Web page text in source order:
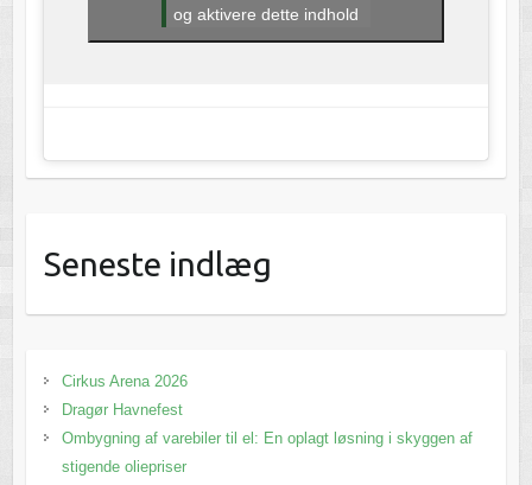
og aktivere dette indhold
Seneste indlæg
Cirkus Arena 2026
Dragør Havnefest
Ombygning af varebiler til el: En oplagt løsning i skyggen af
stigende oliepriser